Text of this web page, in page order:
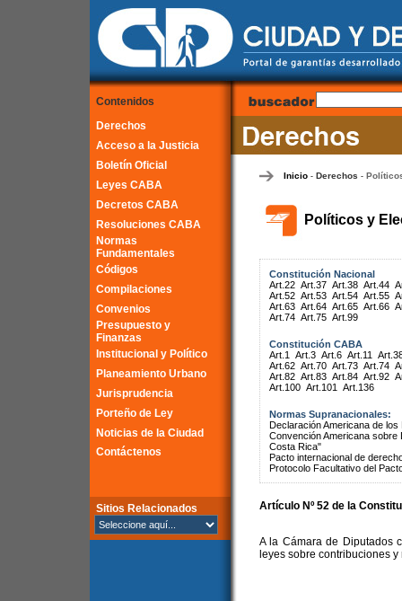
Contenidos
Derechos
Acceso a la Justicia
Boletín Oficial
Leyes CABA
Decretos CABA
Resoluciones CABA
Normas
Fundamentales
Códigos
Compilaciones
Convenios
Presupuesto y
Finanzas
Institucional y Político
Planeamiento Urbano
Jurisprudencia
Porteño de Ley
Noticias de la Ciudad
Contáctenos
Sitios Relacionados
Inicio- Derechos -
Políticos y
Constitución Nacional
Art.22 Art.37 Art.38 Art.44
Art.52 Art.53 Art.54 Art.55
Art.63 Art.64 Art.65 Art.66
Art.74 Art.75 Art.99
Constitución CABA
Art.1
Art.3 Art.6 Art.11
Art.62 Art.70 Art.73 Art.74
Art.82 Art.83 Art.84 Art.92
Art.100 Art.101 Art.136
Normas Supranacionales:
Declaración Americana de
Convención Americana
Costa Rica"
Pacto internacional de
Protocolo Facultativo del
Artículo Nº 52 de la
A la Cámara de Diputados
leyes sobre contribuciones